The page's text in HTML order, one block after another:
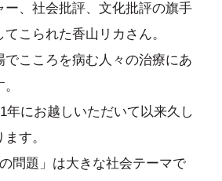
ー、社会批評、文化批評の旗手
こられた香山リカさん。
でこころを病む人々の治療にあ
年にお越しいただいて以来久し
す。
問題」は大きな社会テーマで